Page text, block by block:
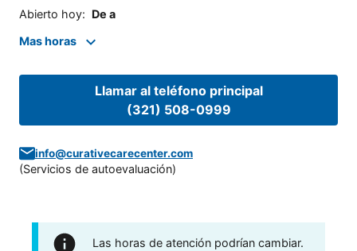
Abierto hoy: De a
Mas horas
Llamar al teléfono principal
(321) 508-0999
info@curativecarecenter.com
(Servicios de autoevaluación)
Las horas de atención podrían cambiar.